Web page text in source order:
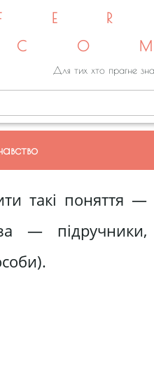
Для тих хто прагне
такі поняття —
— підручники,